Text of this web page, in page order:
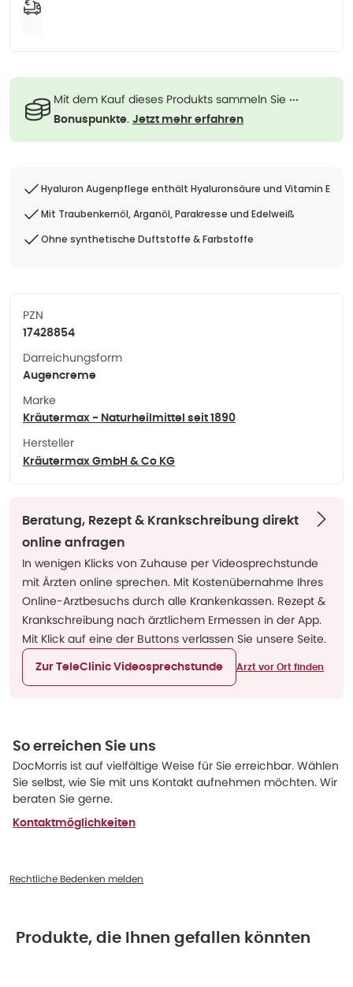
Mit dem Kauf dieses Produkts sammeln Sie ···
Bonuspunkte. Jetzt mehr erfahren
Hyaluron Augenpflege enthält Hyaluronsäure und Vitamin E
Mit Traubenkernöl, Arganöl, Parakresse und Edelweiß
Ohne synthetische Duftstoffe & Farbstoffe
PZN
17428854
Darreichungsform
Augencreme
Marke
Kräutermax - Naturheilmittel seit 1890
Hersteller
Kräutermax GmbH & Co KG
Beratung, Rezept & Krankschreibung direkt
online anfragen
In wenigen Klicks von Zuhause per Videosprechstunde
mit Ärzten online sprechen. Mit Kostenübernahme Ihres
Online-Arztbesuchs durch alle Krankenkassen. Rezept &
Krankschreibung nach ärztlichem Ermessen in der App.
Mit Klick auf eine der Buttons verlassen Sie unsere Seite.
Zur TeleClinic Videosprechstunde Arzt vor Ort finden
So erreichen Sie uns
DocMorris ist auf vielfältige Weise für Sie erreichbar. Wählen
Sie selbst, wie Sie mit uns Kontakt aufnehmen möchten. Wir
beraten Sie gerne.
Kontaktmöglichkeiten
Rechtliche Bedenken melden
Produkte, die Ihnen gefallen könnten